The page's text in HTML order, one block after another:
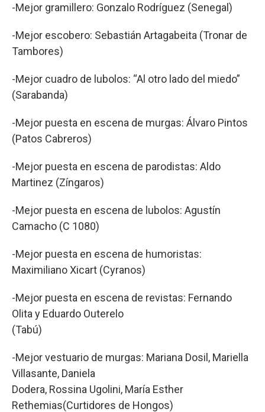
-Mejor gramillero: Gonzalo Rodríguez (Senegal)
-Mejor escobero: Sebastián Artagabeita (Tronar de
Tambores)
-Mejor cuadro de lubolos: “Al otro lado del miedo”
(Sarabanda)
-Mejor puesta en escena de murgas: Álvaro Pintos
(Patos Cabreros)
-Mejor puesta en escena de parodistas: Aldo
Martinez (Zíngaros)
-Mejor puesta en escena de lubolos: Agustín
Camacho (C 1080)
-Mejor puesta en escena de humoristas:
Maximiliano Xicart (Cyranos)
-Mejor puesta en escena de revistas: Fernando
Olita y Eduardo Outerelo
(Tabú)
-Mejor vestuario de murgas: Mariana Dosil, Mariella
Villasante, Daniela
Dodera, Rossina Ugolini, María Esther
Rethemias(Curtidores de Hongos)